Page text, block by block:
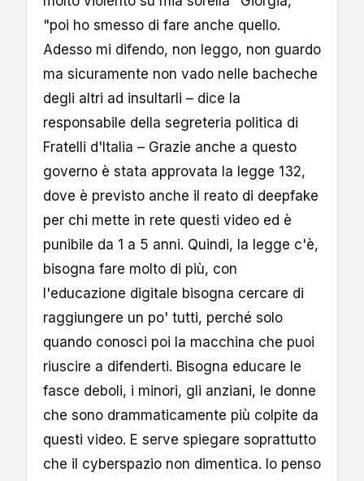
"poi ho smesso di fare anche quello.
Adesso mi difendo, non leggo, non guardo
ma sicuramente non vado nelle bacheche
degli altri ad insultarli – dice la
responsabile della segreteria politica di
Fratelli d'Italia – Grazie anche a questo
governo è stata approvata la legge 132,
dove è previsto anche il reato di deepfake
per chi mette in rete questi video ed è
punibile da 1 a 5 anni. Quindi, la legge c'è,
bisogna fare molto di più, con
l'educazione digitale bisogna cercare di
raggiungere un po' tutti, perché solo
quando conosci poi la macchina che puoi
riuscire a difenderti. Bisogna educare le
fasce deboli, i minori, gli anziani, le donne
che sono drammaticamente più colpite da
questi video. E serve spiegare soprattutto
che il cyberspazio non dimentica. Io penso